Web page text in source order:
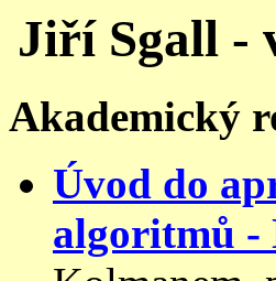
Jiří Sgall -
Akademický
Úvod do
algoritmů -